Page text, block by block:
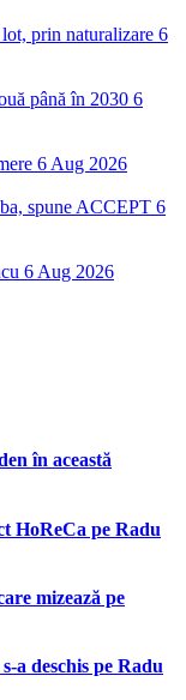
prin naturalizare 6
până în 2030 6
6 Aug 2026
spune ACCEPT 6
6 Aug 2026
în această
HoReCa pe Radu
mizează pe
a deschis pe Radu